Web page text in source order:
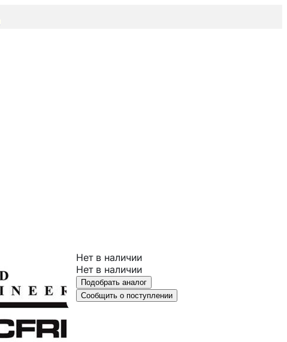
Нет в наличии
Нет в наличии
Подобрать аналог
Сообщить о поступлении